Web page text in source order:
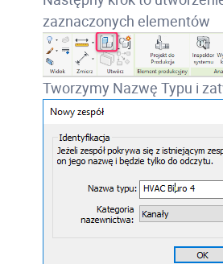
zaznaczonych elementów
Tworzymy Nazwę Typu i